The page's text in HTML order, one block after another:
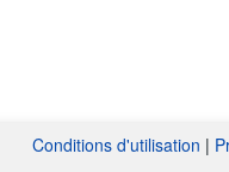
Conditions d'utilisation |